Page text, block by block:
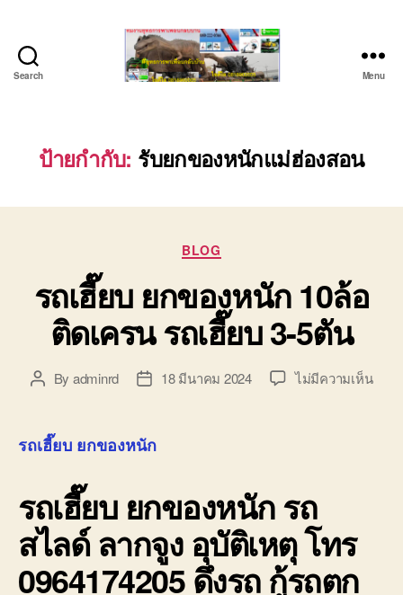
Search
ยก
ของ
ติดต่อ
0640711613,
Menu
ป้ายกำกับ: รับยกของหนักแม่ฮ่องสอน
Categories
BLOG
รถเฮี๊ยบ ยกของหนัก 10ล้อ
ติดเครน รถเฮี๊ยบ 3-5ตัน
PostBy adminrd
Post18 มีนาคม 2024 ไม่มีความเห็นบน
รถเฮี๊ยบ ยกของหนัก
รถเฮี๊ยบ ยกของหนักรถ
สไลด์ ลากจูง อุบัติเหตุ โทร
0964174205 ดึงรถ กู้รถตก